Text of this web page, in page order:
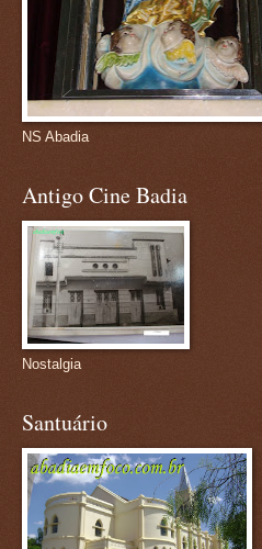
NS Abadia
Antigo Cine Badia
Nostalgia
Santuário